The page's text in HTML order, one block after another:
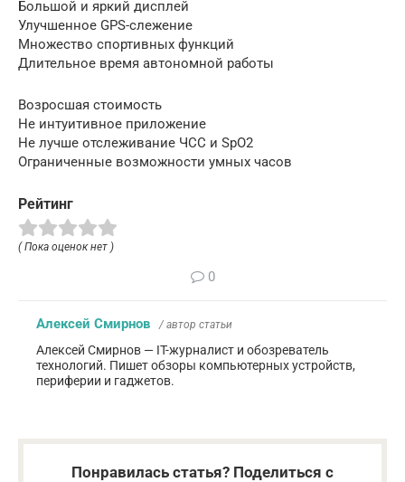
Большой и яркий дисплей
Улучшенное GPS-слежение
Множество спортивных функций
Длительное время автономной работы
Возросшая стоимость
Не интуитивное приложение
Не лучше отслеживание ЧСС и SpO2
Ограниченные возможности умных часов
Рейтинг
( Пока оценок нет )
0
Алексей Смирнов / автор статьи
Алексей Смирнов — IT-журналист и обозреватель
технологий. Пишет обзоры компьютерных устройств,
периферии и гаджетов.
Понравилась статья? Поделиться с